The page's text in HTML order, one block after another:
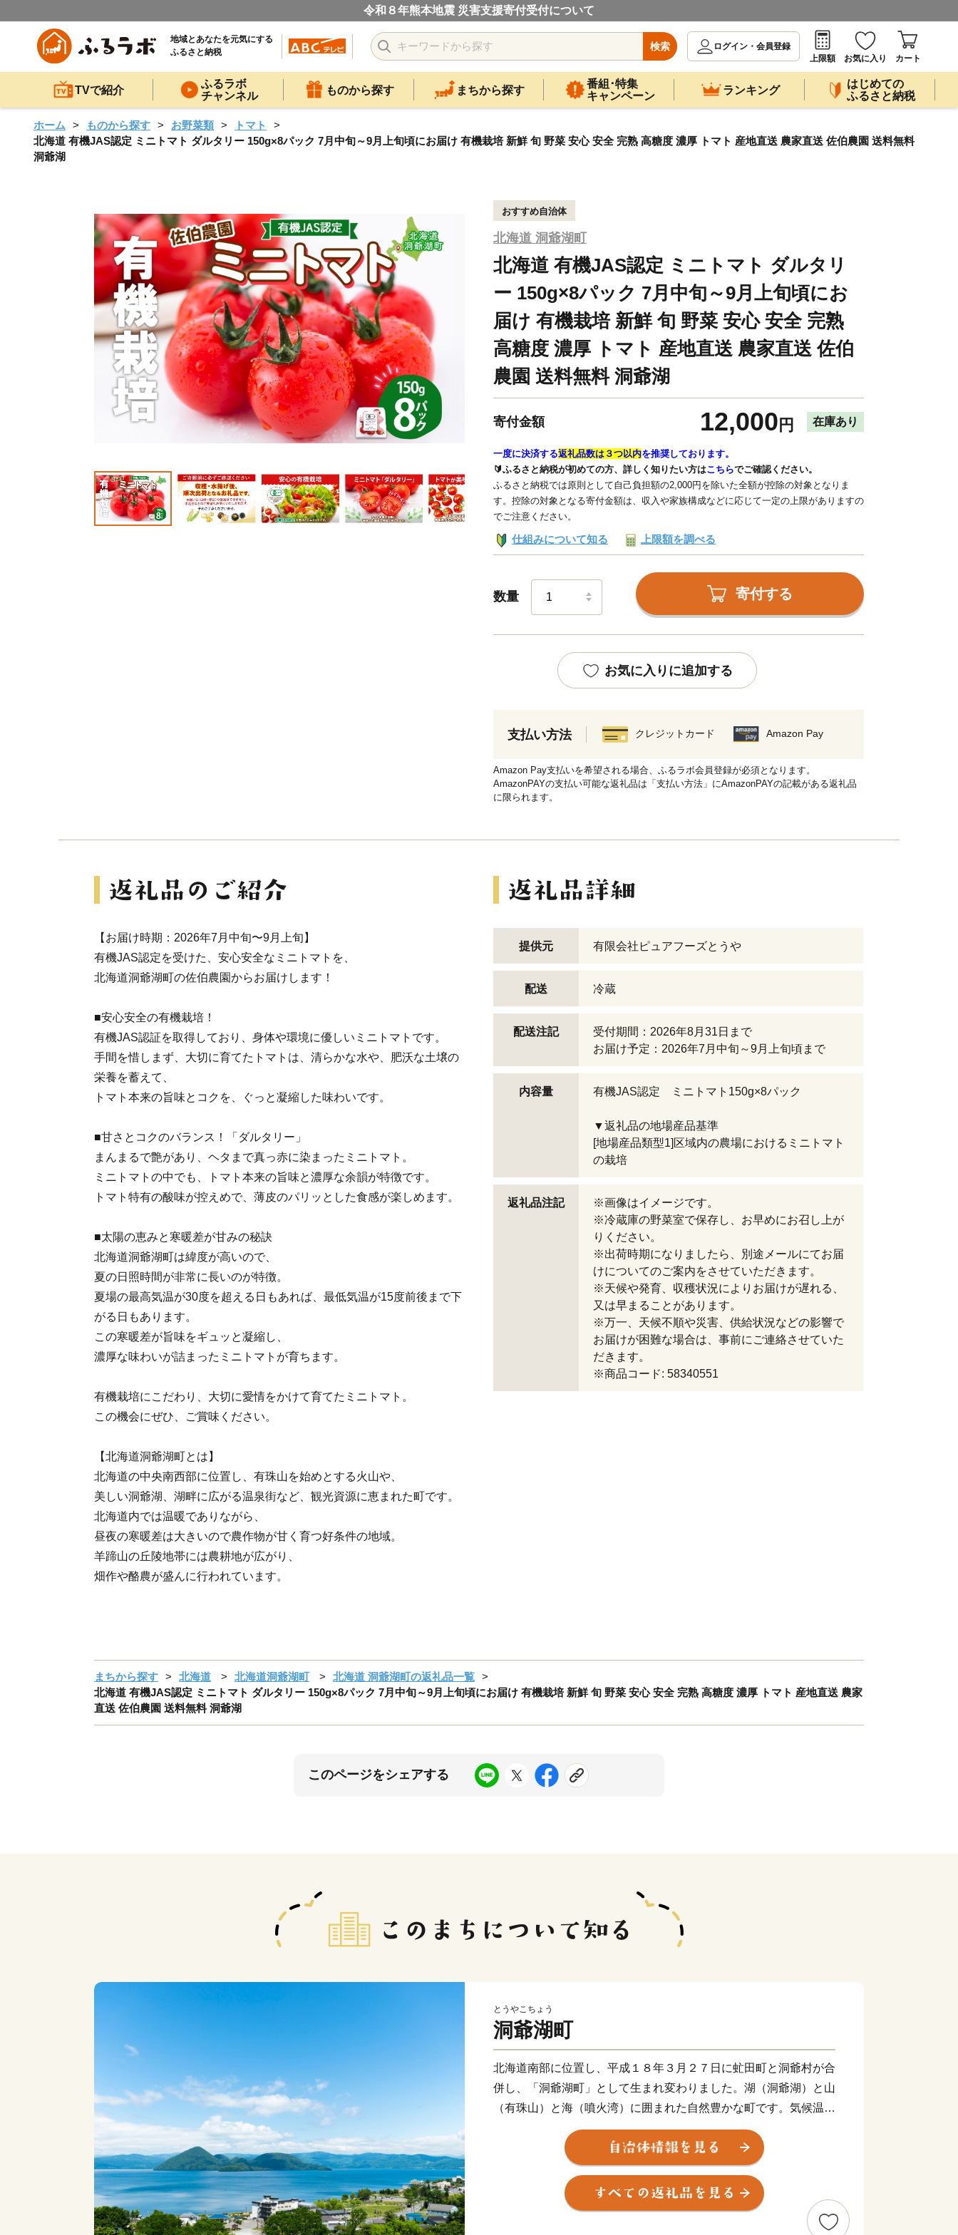
令和８年熊本地震 災害支援寄付受付について
地域とあなたを元気にする
ふるさと納税
検索
ログイン・会員登録
上限額
お気に入り カート
TVで紹介
ふるラボ
チャンネル
ものから探す まちから探す
番組･特集
キャンペーン
ランキング
はじめての
ふるさと納税
ホーム ものから探す お野菜類
トマト
北海道 有機JAS認定 ミニトマト ダルタリー 150g×8パック 7月中旬～9月上旬頃にお届け 有機栽培 新鮮 旬 野菜 安心 安全 完熟 高糖度 濃厚 トマト 産地直送 農家直送 佐伯農園 送料無料
洞爺湖
おすすめ自治体
北海道 洞爺湖町
北海道 有機JAS認定 ミニトマト ダルタリ
ー 150g×8パック 7月中旬～9月上旬頃にお
届け 有機栽培 新鮮 旬 野菜 安心 安全 完熟
高糖度 濃厚 トマト 産地直送 農家直送 佐伯
農園 送料無料 洞爺湖
寄付金額 12,000 円 在庫あり
一度に決済する返礼品数は３つ以内を推奨しております。
🔰ふるさと納税が初めての方、詳しく知りたい方はこちらでご確認ください。
ふるさと納税では原則として自己負担額の2,000円を除いた全額が控除の対象となりま
す。控除の対象となる寄付金額は、収入や家族構成などに応じて一定の上限がありますの
でご注意ください。
仕組みについて知る 上限額を調べる
数量 寄付する
お気に入りに追加する
支払い方法 クレジットカード Amazon Pay
Amazon Pay支払いを希望される場合、ふるラボ会員登録が必須となります。
AmazonPAYの支払い可能な返礼品は「支払い方法」にAmazonPAYの記載がある返礼品
に限られます。
【お届け時期：2026年7月中旬〜9月上旬】
有機JAS認定を受けた、安心安全なミニトマトを、
北海道洞爺湖町の佐伯農園からお届けします！
■安心安全の有機栽培！
有機JAS認証を取得しており、身体や環境に優しいミニトマトです。
手間を惜しまず、大切に育てたトマトは、清らかな水や、肥沃な土壌の
栄養を蓄えて、
トマト本来の旨味とコクを、ぐっと凝縮した味わいです。
■甘さとコクのバランス！「ダルタリー」
まんまるで艶があり、ヘタまで真っ赤に染まったミニトマト。
ミニトマトの中でも、トマト本来の旨味と濃厚な余韻が特徴です。
トマト特有の酸味が控えめで、薄皮のパリッとした食感が楽しめます。
■太陽の恵みと寒暖差が甘みの秘訣
北海道洞爺湖町は緯度が高いので、
夏の日照時間が非常に長いのが特徴。
夏場の最高気温が30度を超える日もあれば、最低気温が15度前後まで下
がる日もあります。
この寒暖差が旨味をギュッと凝縮し、
濃厚な味わいが詰まったミニトマトが育ちます。
有機栽培にこだわり、大切に愛情をかけて育てたミニトマト。
この機会にぜひ、ご賞味ください。
【北海道洞爺湖町とは】
北海道の中央南西部に位置し、有珠山を始めとする火山や、
美しい洞爺湖、湖畔に広がる温泉街など、観光資源に恵まれた町です。
北海道内では温暖でありながら、
昼夜の寒暖差は大きいので農作物が甘く育つ好条件の地域。
羊蹄山の丘陵地帯には農耕地が広がり、
畑作や酪農が盛んに行われています。
提供元 有限会社ピュアフーズとうや
配送 冷蔵
配送注記
受付期間：2026年8月31日まで
お届け予定：2026年7月中旬～9月上旬頃まで
内容量 有機JAS認定 ミニトマト150g×8パック
▼返礼品の地場産品基準
[地場産品類型1]区域内の農場におけるミニトマト
の栽培
返礼品注記
※画像はイメージです。
※冷蔵庫の野菜室で保存し、お早めにお召し上が
りください。
※出荷時期になりましたら、別途メールにてお届
けについてのご案内をさせていただきます。
※天候や発育、収穫状況によりお届けが遅れる、
又は早まることがあります。
※万一、天候不順や災害、供給状況などの影響で
お届けが困難な場合は、事前にご連絡させていた
だきます。
※商品コード: 58340551
まちから探す 北海道 北海道洞爺湖町
北海道 洞爺湖町の返礼品一覧
北海道 有機JAS認定 ミニトマト ダルタリー 150g×8パック 7月中旬～9月上旬頃にお届け 有機栽培 新鮮 旬 野菜 安心 安全 完熟 高糖度 濃厚 トマト 産地直送 農家
直送 佐伯農園 送料無料 洞爺湖
このページをシェアする
とうやこちょう
洞爺湖町
北海道南部に位置し、平成１８年３月２７日に虻田町と洞爺村が合
併し、「洞爺湖町」として生まれ変わりました。湖（洞爺湖）と山
（有珠山）と海（噴火湾）に囲まれた自然豊かな町です。気候温暖
な地方で、交通の便もよく観光景観に恵まれていることから北海道
有数の観光地となっています。
★ABCテレビのニュース情報番組「news おかえり」で、「 有限
会社 岡田屋 」の“白いおしるこ” が紹介されました！